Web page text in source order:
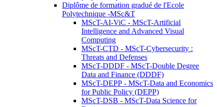
Diplôme de formation gradué de l'Ecole
Polytechnique -MSc&T
MScT-AI-ViC - MScT-Artificial
Intelligence and Advanced Visual
Computing
MScT-CTD - MScT-Cybersecurity :
Threats and Defenses
MScT-DDDF - MScT-Double Degree
Data and Finance (DDDF)
MScT-DEPP - MScT-Data and Economics
for Public Policy (DEPP)
MScT-DSB - MScT-Data Science for